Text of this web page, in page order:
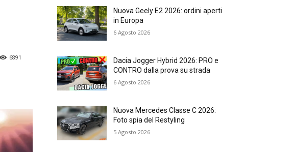
6891
Nuova Geely E2 2026: ordini aperti
in Europa
6 Agosto 2026
Dacia Jogger Hybrid 2026: PRO e
CONTRO dalla prova su strada
6 Agosto 2026
Nuova Mercedes Classe C 2026:
Foto spia del Restyling
5 Agosto 2026